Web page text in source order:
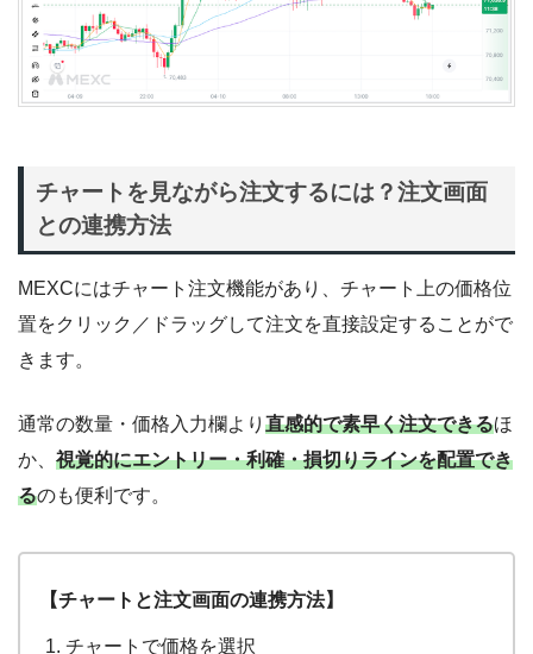
チャートを見ながら注文するには？注文画面
との連携方法
MEXCにはチャート注文機能があり、チャート上の価格位
置をクリック／ドラッグして注文を直接設定することがで
きます。
通常の数量・価格入力欄より 直感的で素早く注文できるほ
か、 視覚的にエントリー・利確・損切りラインを配置でき
るのも便利です。
【チャートと注文画面の連携方法】
チャートで価格を選択